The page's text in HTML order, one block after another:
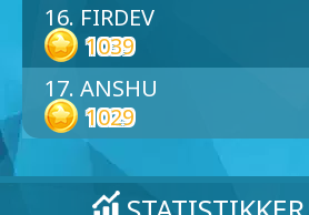
16. FIRDEV
1039
17. ANSHU
1029